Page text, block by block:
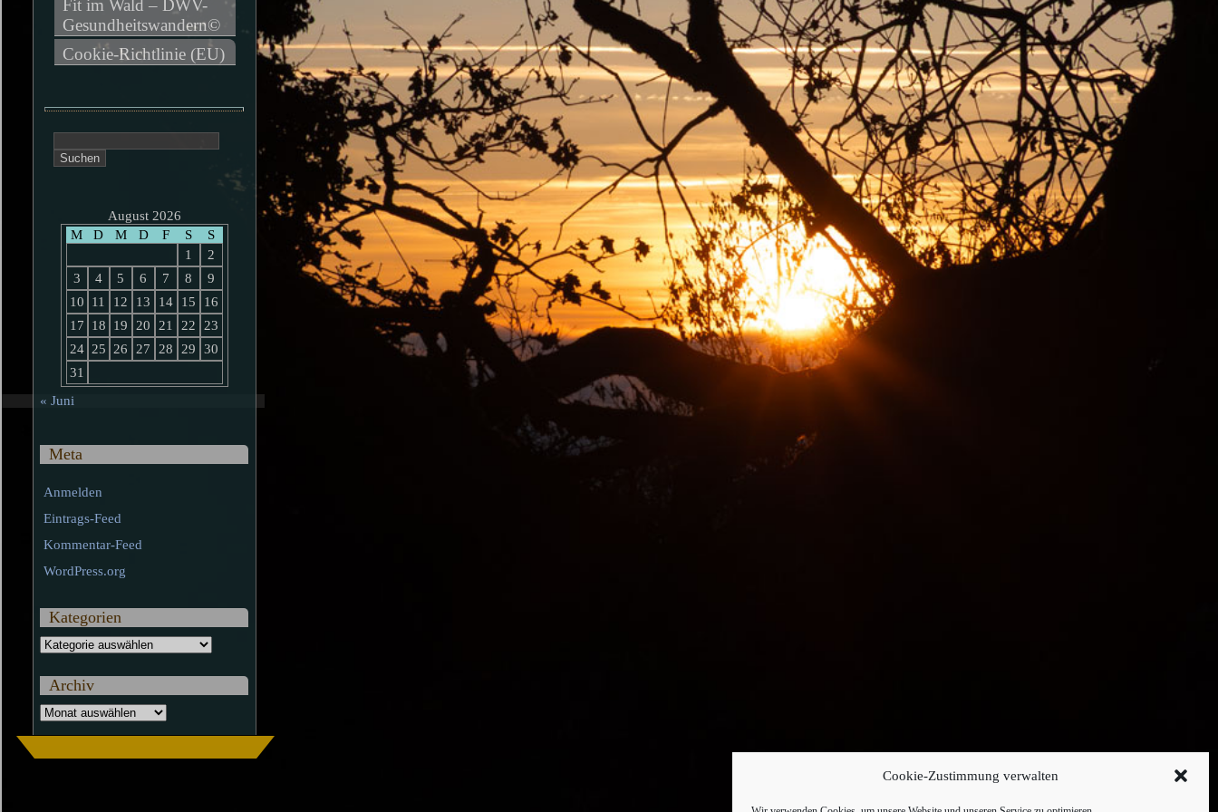
Cookie-Zustimmung verwalten
Fit im Wald – DWV-
Gesundheitswandern©
Cookie-Richtlinie (EU)
nach:
August 2026
M
D M D F S
S
1
2
3
4 5 6 7 8
9
10
11 12 13 14 15
16
17
18 19 20 21 22
23
24 25 26 27 28 29
30
31
« Juni
Meta
Anmelden
Eintrags-Feed
Kommentar-Feed
WordPress.org
Kategorien
Kategorien
Archiv
Archiv